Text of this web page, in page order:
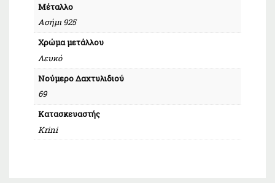
Μέταλλο
Ασήμι 925
Χρώμα μετάλλου
Λευκό
Νούμερο Δαχτυλιδιού
69
Κατασκευαστής
Krini